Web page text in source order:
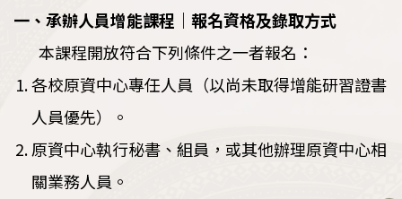
一、承辦人員增能課程｜報名資格及錄取方式
本課程開放符合下列條件之一者報名：
各校原資中心專任人員（以尚未取得增能研習證書
人員優先）。
原資中心執行秘書、組員，或其他辦理原資中心相
關業務人員。